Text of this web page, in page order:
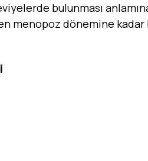
bulunması
menopoz dönemine